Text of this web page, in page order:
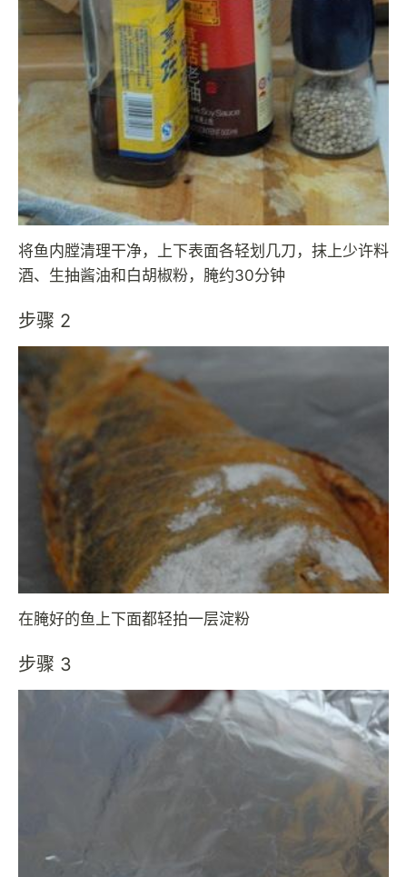
将鱼内膛清理干净，上下表面各轻划几刀，抹上少许料
酒、生抽酱油和白胡椒粉，腌约30分钟
步骤 2
在腌好的鱼上下面都轻拍一层淀粉
步骤 3